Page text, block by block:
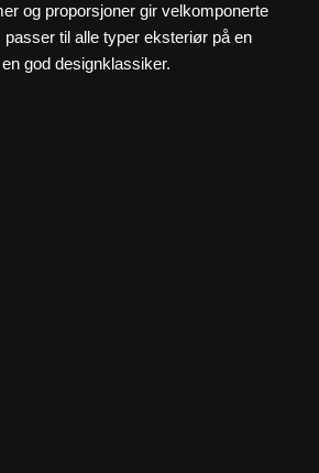
og proporsjoner gir velkomponerte
til alle typer eksteriør på en
god designklassiker.